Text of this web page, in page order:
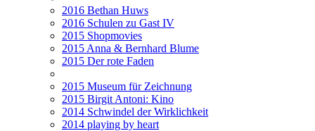
2016 Bethan Huws
2016 Schulen zu Gast IV
2015 Shopmovies
2015 Anna & Bernhard Blume
2015 Der rote Faden
2015 Museum für Zeichnung
2015 Birgit Antoni: Kino
2014 Schwindel der Wirklichkeit
2014 playing by heart